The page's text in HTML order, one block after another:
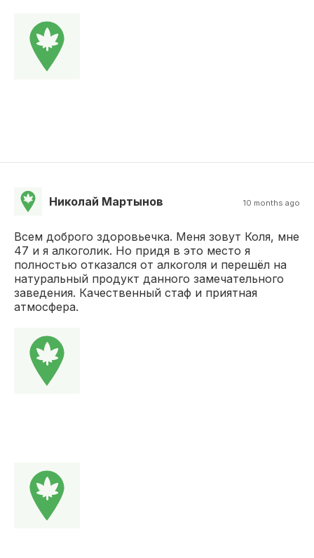
Николай Мартынов 10 months ago
Всем доброго здоровьечка. Меня зовут Коля, мне
47 и я алкоголик. Но придя в это место я
полностью отказался от алкоголя и перешёл на
натуральный продукт данного замечательного
заведения. Качественный стаф и приятная
атмосфера.